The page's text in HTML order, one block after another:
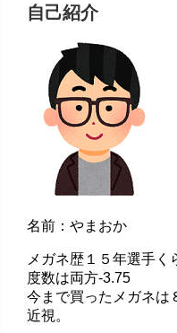
自己紹介
名前：やまおか
メガネ歴１５年選手く
度数は両方-3.75
今まで買ったメガネは
近視。